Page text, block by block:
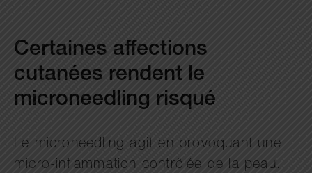
Certaines affections
cutanées rendent le
microneedling risqué
Le microneedling agit en provoquant une
micro-inflammation contrôlée de la peau.